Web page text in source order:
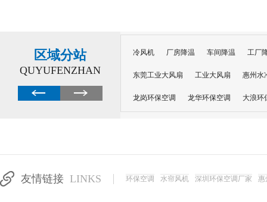
区域分站
QUYUFENZHAN
冷风机 厂房降温 车间降温 工厂
东莞工业大风扇 工业大风扇 惠州水
龙岗环保空调 龙华环保空调 大浪环
友情链接 LINKS 环保空调 水帘风机 深圳环保空调厂家 惠